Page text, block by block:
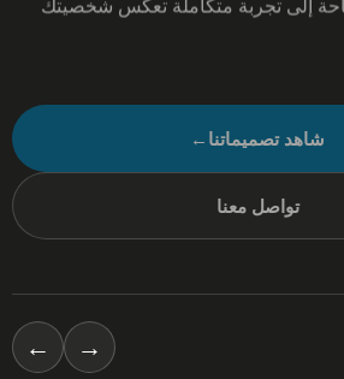
شاهد تصميماتنا ←
تواصل معنا
→
←